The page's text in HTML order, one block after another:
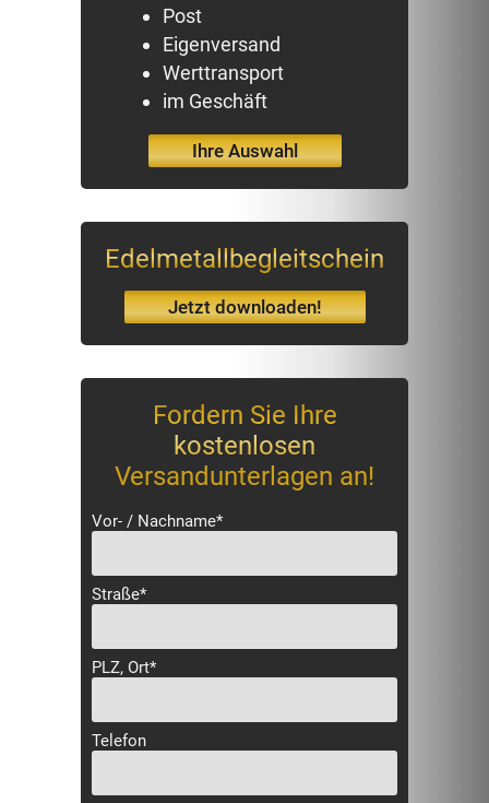
Post
Eigenversand
Werttransport
im Geschäft
Ihre Auswahl
Edelmetallbegleitschein
Jetzt downloaden!
Fordern Sie Ihre
kostenlosen
Versandunterlagen an!
Vor- / Nachname*
Straße*
PLZ, Ort*
Telefon